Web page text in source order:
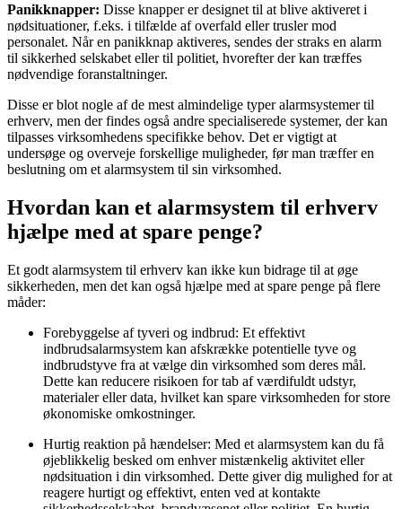
Panikknapper: Disse knapper er designet til at blive aktiveret i
nødsituationer, f.eks. i tilfælde af overfald eller trusler mod
personalet. Når en panikknap aktiveres, sendes der straks en alarm
til sikkerhed selskabet eller til politiet, hvorefter der kan træffes
nødvendige foranstaltninger.
Disse er blot nogle af de mest almindelige typer alarmsystemer til
erhverv, men der findes også andre specialiserede systemer, der kan
tilpasses virksomhedens specifikke behov. Det er vigtigt at
undersøge og overveje forskellige muligheder, før man træffer en
beslutning om et alarmsystem til sin virksomhed.
Hvordan kan et alarmsystem til erhverv
hjælpe med at spare penge?
Et godt alarmsystem til erhverv kan ikke kun bidrage til at øge
sikkerheden, men det kan også hjælpe med at spare penge på flere
måder:
Forebyggelse af tyveri og indbrud: Et effektivt
indbrudsalarmsystem kan afskrække potentielle tyve og
indbrudstyve fra at vælge din virksomhed som deres mål.
Dette kan reducere risikoen for tab af værdifuldt udstyr,
materialer eller data, hvilket kan spare virksomheden for store
økonomiske omkostninger.
Hurtig reaktion på hændelser: Med et alarmsystem kan du få
øjeblikkelig besked om enhver mistænkelig aktivitet eller
nødsituation i din virksomhed. Dette giver dig mulighed for at
reagere hurtigt og effektivt, enten ved at kontakte